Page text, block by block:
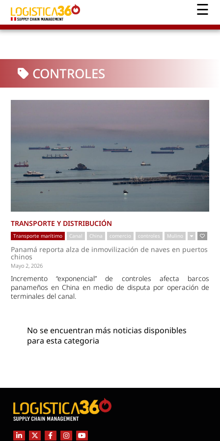
CONTROLES
TRANSPORTE Y DISTRIBUCIÓN
Transporte marítimo Canal China comercio controles Mulino
Panamá reporta alza de inmovilización de naves en puertos
chinos
Mayo 2, 2026
Incremento “exponencial” de controles afecta barcos
panameños en China en medio de disputa por operación de
terminales del canal.
No se encuentran más noticias disponibles
para esta categoria